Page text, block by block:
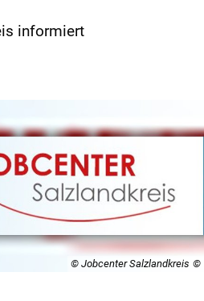
informiert
© Jobcenter Salzlandkreis